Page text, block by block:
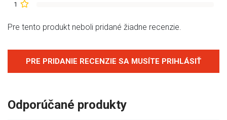
1
Pre tento produkt neboli pridané žiadne recenzie.
PRE PRIDANIE RECENZIE SA MUSÍTE PRIHLÁSIŤ
Odporúčané produkty